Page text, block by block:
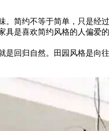
简约不等于简单，只是经
是喜欢简约风格的人偏爱
是回归自然。田园风格是